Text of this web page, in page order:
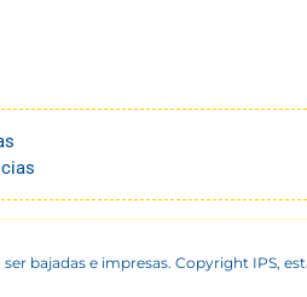
bajadas e impresas. Copyright IPS,